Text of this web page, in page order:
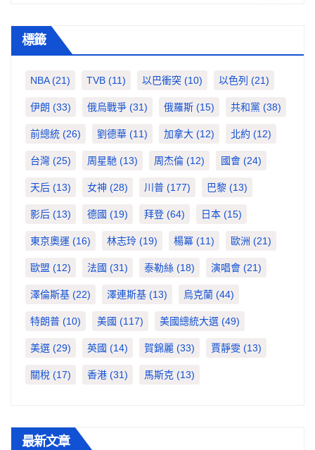
標籤
NBA(21) TVB (11) 以巴衝突 (10) 以色列 (21)
伊朗 (33) 俄烏戰爭 (31) 俄羅斯 (15) 共和黨 (38)
前總統 (26) 劉德華 (11) 加拿大 (12) 北約 (12)
台灣 (25) 周星馳 (13) 周杰倫 (12) 國會 (24)
天后 (13) 女神 (28) 川普 (177) 巴黎 (13)
影后 (13) 德國 (19) 拜登 (64) 日本 (15)
東京奧運 (16) 林志玲 (19) 楊冪 (11) 歐洲 (21)
歐盟 (12) 法國 (31) 泰勒絲 (18) 演唱會 (21)
澤倫斯基 (22) 澤連斯基 (13) 烏克蘭 (44)
特朗普 (10) 美國 (117) 美國總統大選 (49)
美選 (29) 英國 (14) 賀錦麗 (33) 賈靜雯 (13)
關稅 (17) 香港 (31) 馬斯克 (13)
最新文章